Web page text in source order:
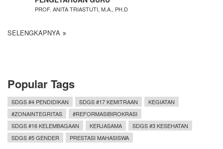
PROF. ANITA TRIASTUTI, M.A., PH.D
SELENGKAPNYA
Popular Tags
SDGS #4 PENDIDIKAN SDGS #17 KEMITRAAN
KEGIATAN
#ZONAINTEGRITAS
#REFORMASIBIROKRASI
SDGS #16 KELEMBAGAAN
KERJASAMA
SDGS #3 KESEHATAN
SDGS #5 GENDER
PRESTASI MAHASISWA